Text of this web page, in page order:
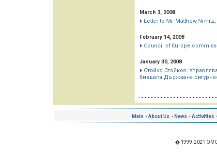
March 3, 2008
Letter to Mr. Matthew
February 14, 2008
Council of Europe
January 30, 2008
Стойко Стойков:
бившата Държавна
Main • About Us • News • Activities
� 1999-2021